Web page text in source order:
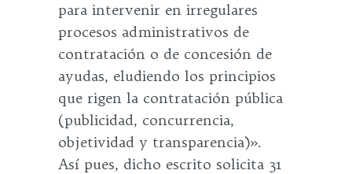
para intervenir en irregulares
procesos administrativos de
contratación o de concesión de
ayudas, eludiendo los principios
que rigen la contratación pública
(publicidad, concurrencia,
objetividad y transparencia)».
Así pues, dicho escrito solicita 31